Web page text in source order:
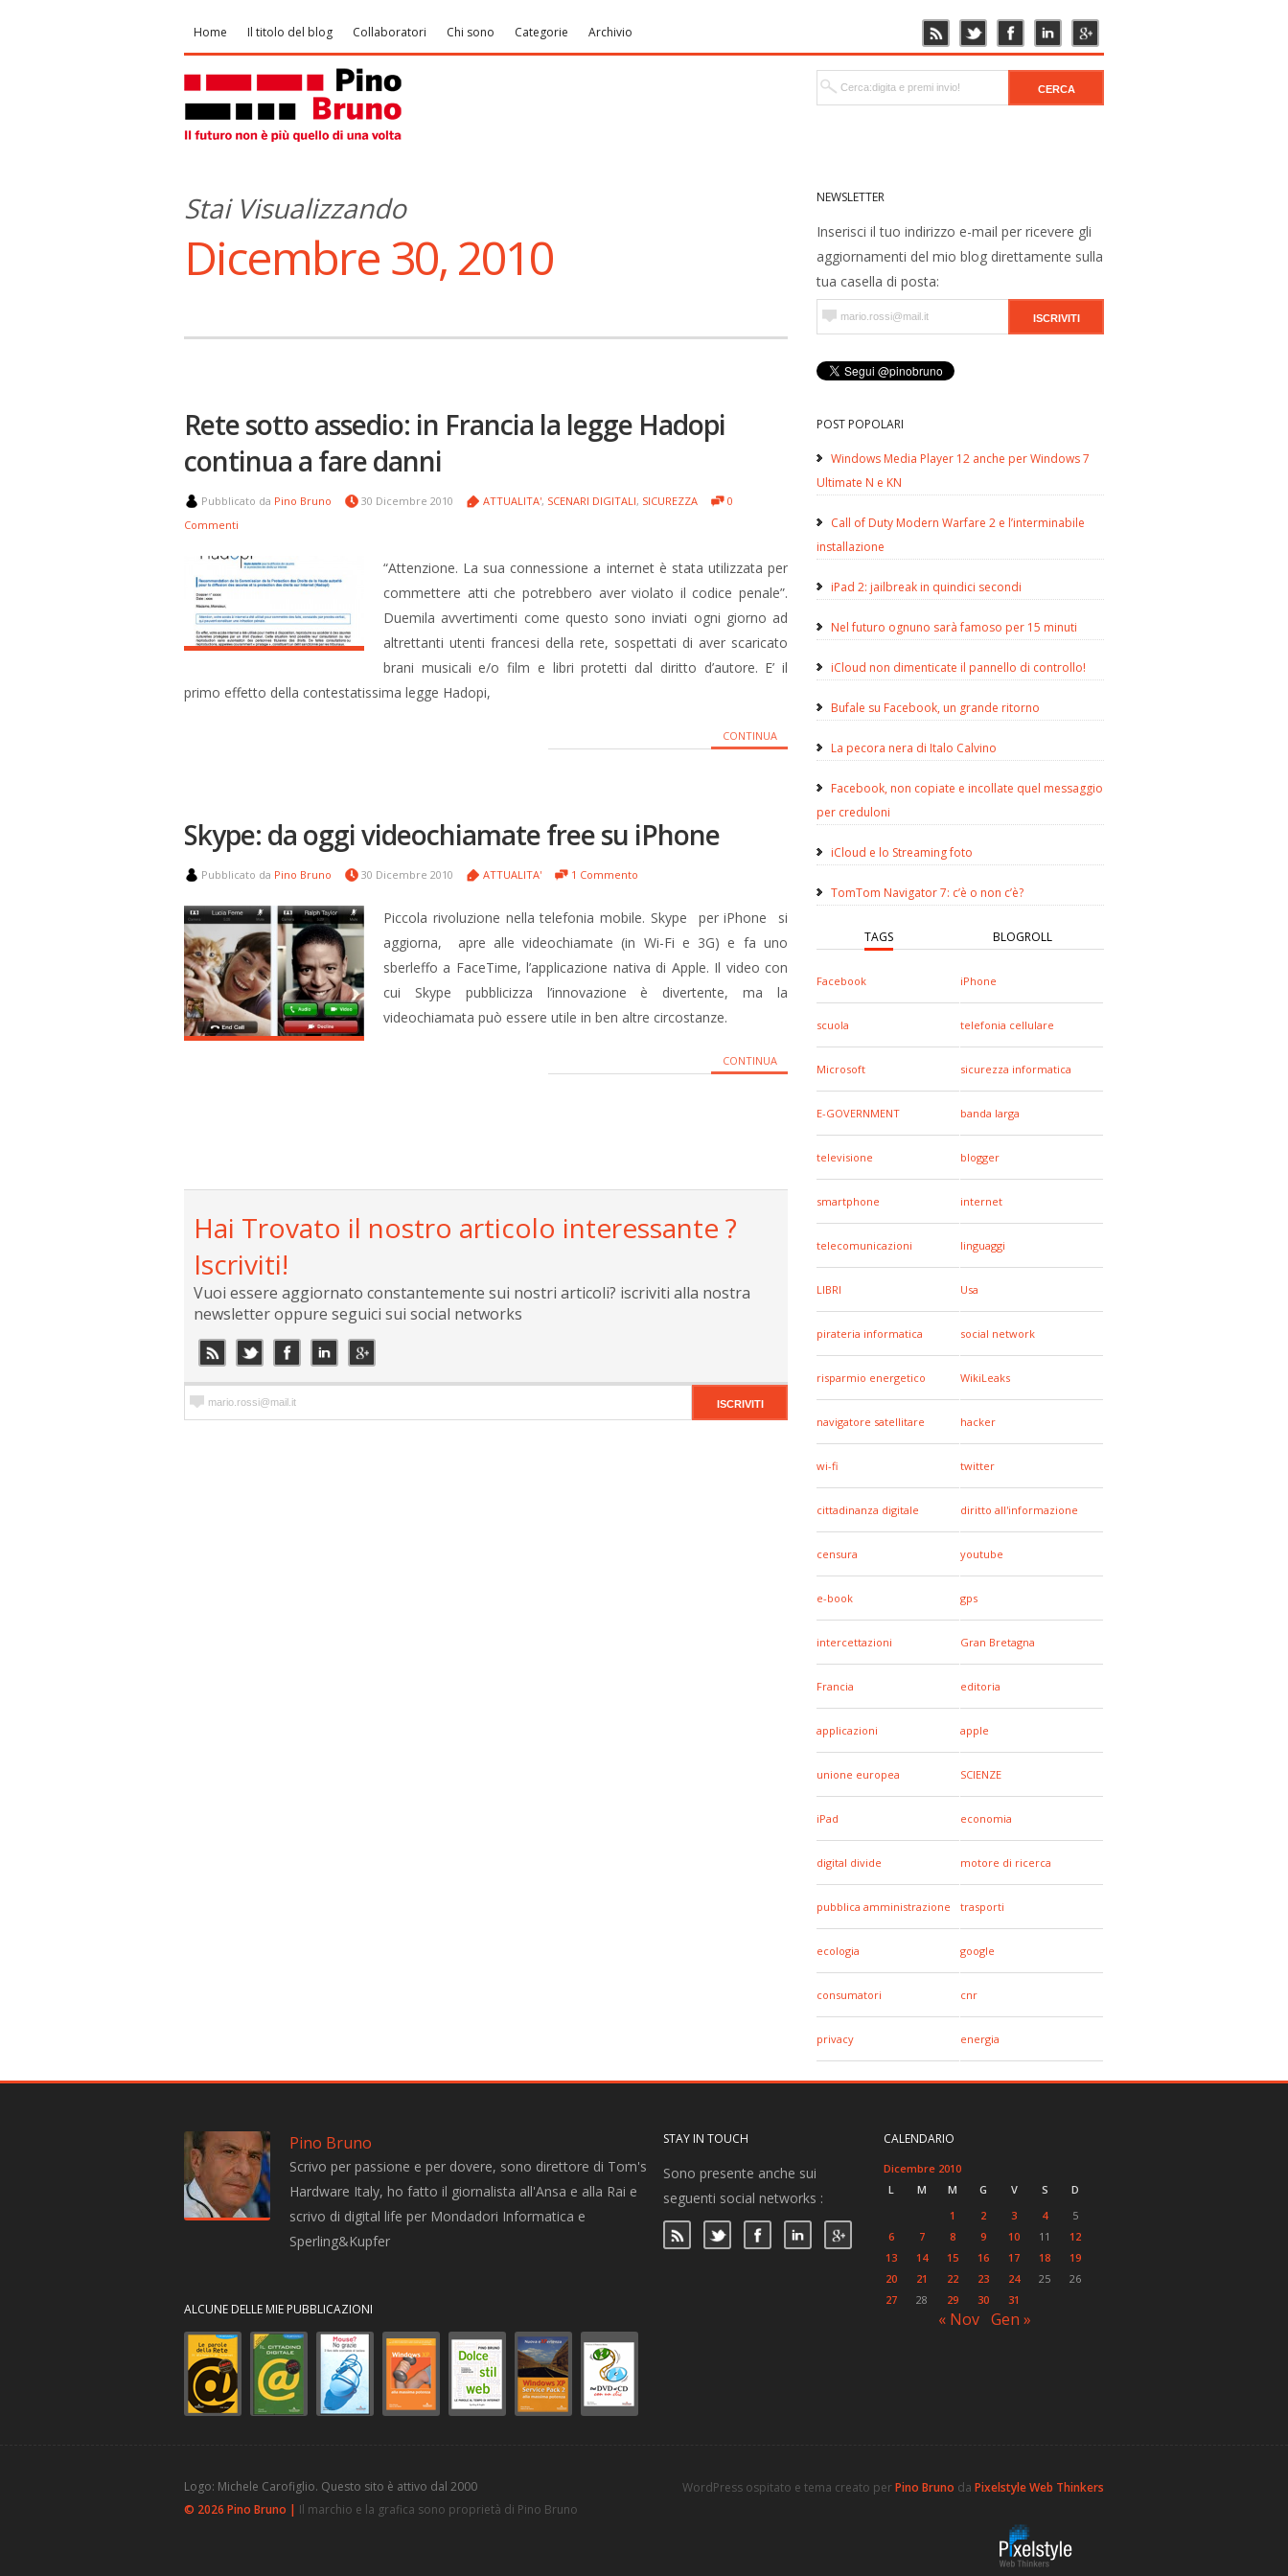
Home Il titolo del blog Collaboratori Chi sono Categorie Archivio
NEWSLETTER
Inserisci il tuo indirizzo e-mail per ricevere gli
aggiornamenti del mio blog direttamente sulla
tua casella di posta:
POST POPOLARI
Windows Media Player 12 anche per Windows 7
Ultimate N e KN
Call of Duty Modern Warfare 2 e l’interminabile
installazione
iPad 2: jailbreak in quindici secondi
Nel futuro ognuno sarà famoso per 15 minuti
iCloud non dimenticate il pannello di controllo!
Bufale su Facebook, un grande ritorno
La pecora nera di Italo Calvino
Facebook, non copiate e incollate quel messaggio
per creduloni
iCloud e lo Streaming foto
TomTom Navigator 7: c’è o non c’è?
TAGS BLOGROLL
Facebook iPhone
scuola telefonia cellulare
Microsoft sicurezza informatica
E-GOVERNMENT banda larga
televisione blogger
smartphone internet
telecomunicazioni linguaggi
LIBRI Usa
pirateria informatica social network
risparmio energetico WikiLeaks
navigatore satellitare hacker
wi-fi twitter
cittadinanza digitale diritto all'informazione
censura youtube
e-book gps
intercettazioni Gran Bretagna
Francia editoria
applicazioni apple
unione europea SCIENZE
iPad economia
digital divide motore di ricerca
pubblica amministrazione trasporti
ecologia google
consumatori cnr
privacy energia
Stai Visualizzando
Dicembre 30, 2010
Rete sotto assedio: in Francia la legge Hadopi
continua a fare danni
Pubblicato da Pino Bruno 30 Dicembre 2010 ATTUALITA', SCENARI DIGITALI, SICUREZZA
0
Commenti
“Attenzione. La sua connessione a internet è stata utilizzata per
commettere atti che potrebbero aver violato il codice penale”.
Duemila avvertimenti come questo sono inviati ogni giorno ad
altrettanti utenti francesi della rete, sospettati di aver scaricato
brani musicali e/o film e libri protetti dal diritto d’autore. E’ il
primo effetto della contestatissima legge Hadopi,
CONTINUA
Skype: da oggi videochiamate free su iPhone
Pubblicato da Pino Bruno 30 Dicembre 2010 ATTUALITA' 1 Commento
Piccola rivoluzione nella telefonia mobile. Skype per iPhone si
aggiorna, apre alle videochiamate (in Wi-Fi e 3G) e fa uno
sberleffo a FaceTime, l’applicazione nativa di Apple. Il video con
cui Skype pubblicizza l’innovazione è divertente, ma la
videochiamata può essere utile in ben altre circostanze.
CONTINUA
Hai Trovato il nostro articolo interessante ?
Iscriviti!
Vuoi essere aggiornato constantemente sui nostri articoli? iscriviti alla nostra
newsletter oppure seguici sui social networks
Pino Bruno
Scrivo per passione e per dovere, sono direttore di Tom's
Hardware Italy, ho fatto il giornalista all'Ansa e alla Rai e
scrivo di digital life per Mondadori Informatica e
Sperling&Kupfer
ALCUNE DELLE MIE PUBBLICAZIONI
STAY IN TOUCH
Sono presente anche sui
seguenti social networks :
CALENDARIO
Dicembre 2010
L
M M G V S
D
1
2 3 4
5
6
7 8 9 10 11
12
13
14 15 16 17 18
19
20
21 22 23 24 25
26
27
28 29 30 31
« Nov Gen »
WordPress ospitato e tema creato perPino Bruno da Pixelstyle Web Thinkers
Logo: Michele Carofiglio. Questo sito è attivo dal 2000
© 2026 Pino Bruno | Il marchio e la grafica sono proprietà di Pino Bruno